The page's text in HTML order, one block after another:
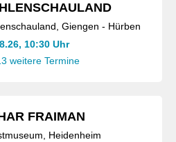
Giengen - Hürben
10:30 Uhr
weitere Termine
FRAIMAN
Heidenheim